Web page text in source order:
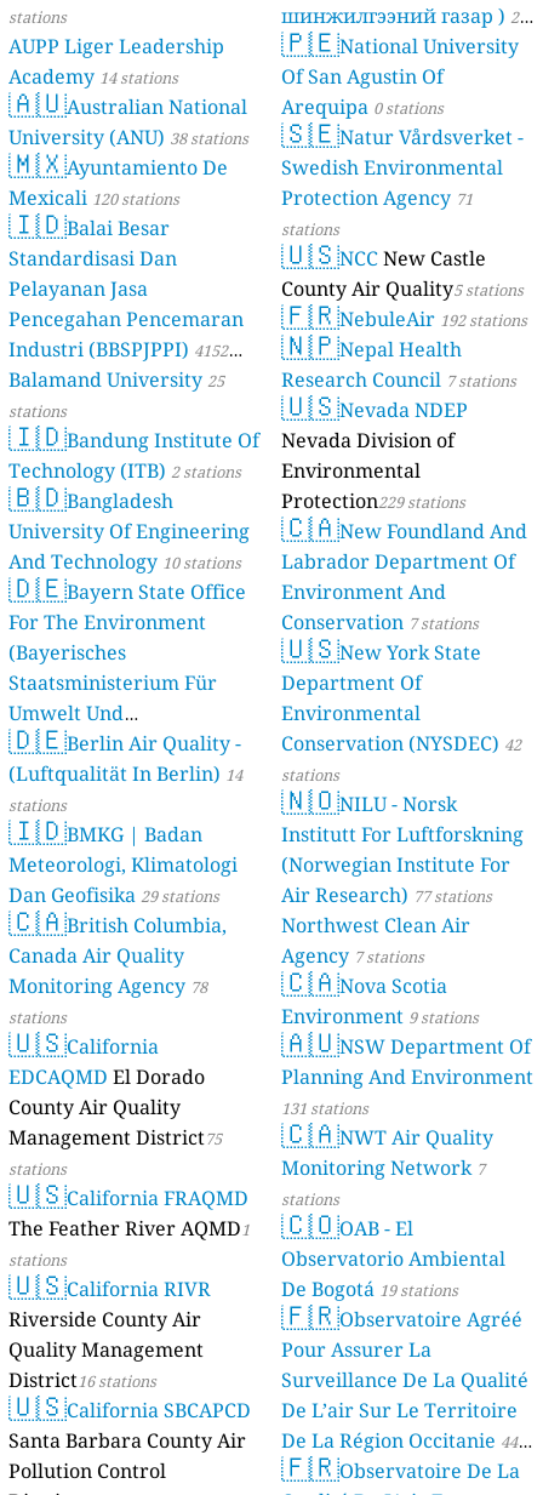
stations
AUPP Liger Leadership
Academy 14 stations
🇦🇺Australian National
University (ANU) 38 stations
🇲🇽Ayuntamiento De
Mexicali 120 stations
🇮🇩Balai Besar
Standardisasi Dan
Pelayanan Jasa
Pencegahan Pencemaran
Industri (BBSPJPPI) 4152
stations
Balamand University25
stations
🇮🇩Bandung Institute Of
Technology (ITB) 2 stations
🇧🇩Bangladesh
University Of Engineering
And Technology 10 stations
🇩🇪Bayern State Office
For The Environment
(Bayerisches
Staatsministerium Für
Umwelt Und
Verbraucherschutz) - LfU
46 stations
🇩🇪Berlin Air Quality -
(Luftqualität In Berlin) 14
stations
🇮🇩BMKG | Badan
Meteorologi, Klimatologi
Dan Geofisika 29 stations
🇨🇦British Columbia,
Canada Air Quality
Monitoring Agency 78
stations
🇺🇸California
EDCAQMD El Dorado
County Air Quality
Management District75
stations
🇺🇸California FRAQMD
The Feather River AQMD1
stations
🇺🇸California RIVR
Riverside County Air
Quality Management
District16 stations
🇺🇸California SBCAPCD
Santa Barbara County Air
Pollution Control
шинжилгээний газар ) 21
stations
🇵🇪National University
Of San Agustin Of
Arequipa 0 stations
🇸🇪Natur Vårdsverket -
Swedish Environmental
Protection Agency 71
stations
🇺🇸NCCNew Castle
County Air Quality5 stations
🇫🇷NebuleAir 192 stations
🇳🇵Nepal Health
Research Council 7 stations
🇺🇸Nevada NDEP
Nevada Division of
Environmental
Protection229 stations
🇨🇦New Foundland And
Labrador Department Of
Environment And
Conservation 7 stations
🇺🇸New York State
Department Of
Environmental
Conservation (NYSDEC) 42
stations
🇳🇴NILU - Norsk
Institutt For Luftforskning
(Norwegian Institute For
Air Research) 77 stations
Northwest Clean Air
Agency 7 stations
🇨🇦Nova Scotia
Environment 9 stations
🇦🇺NSW Department Of
Planning And Environment
131 stations
🇨🇦NWT Air Quality
Monitoring Network 7
stations
🇨🇴OAB - El
Observatorio Ambiental
De Bogotá 19 stations
🇫🇷Observatoire Agréé
Pour Assurer La
Surveillance De La Qualité
De L’air Sur Le Territoire
De La Région Occitanie 44
stations
🇫🇷Observatoire De La